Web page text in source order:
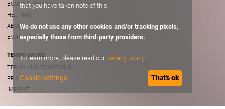
BOOKING OFFICES
HELP/FAQ
ABOUT
EMAIL TO SUPPORT
TERMS OF USE
TERMS AND CONDITIONS
PRIVACY
IMPRINT
that you have taken note of this.
We do not use any other cookies and/or tracking pixels,
especially those from third-party providers.
To learn more, please read our privacy policy
Cookie settings That's ok